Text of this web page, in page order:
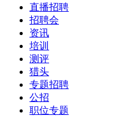
直播招聘
招聘会
资讯
培训
测评
猎头
专题招聘
公招
职位专题